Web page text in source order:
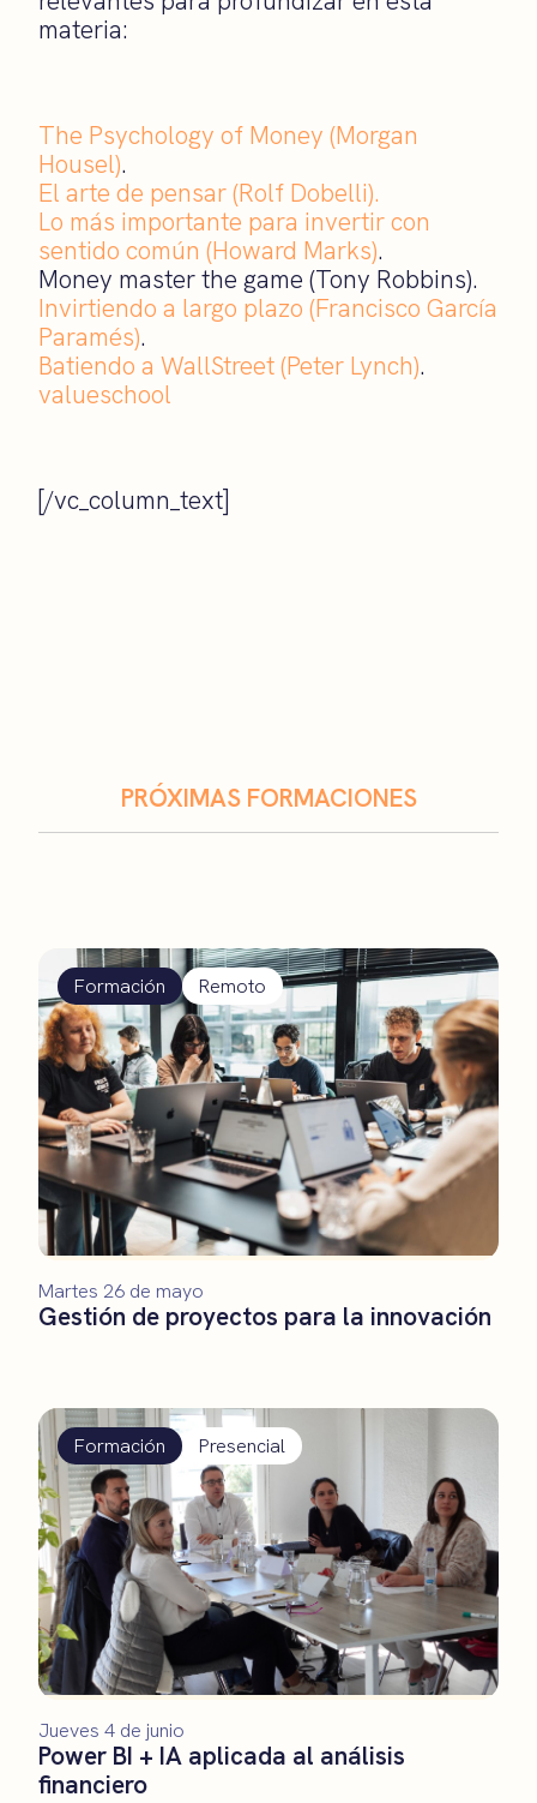
materia:
The Psychology of Money (Morgan
Housel).
El arte de pensar (Rolf Dobelli).
Lo más importante para invertir con
sentido común (Howard Marks).
Money master the game (Tony Robbins).
Invirtiendo a largo plazo (Francisco García
Paramés).
Batiendo a WallStreet (Peter Lynch).
valueschool
[/vc_column_text]
PRÓXIMAS FORMACIONES
Formación Remoto
Gestión de proyectos para la innovación
Martes 26 de mayo
Formación Presencial
Power BI + IA aplicada al análisis
financiero
Jueves 4 de junio